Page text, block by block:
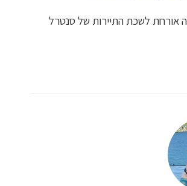
אורחת לשכת התיירות של סנטרל